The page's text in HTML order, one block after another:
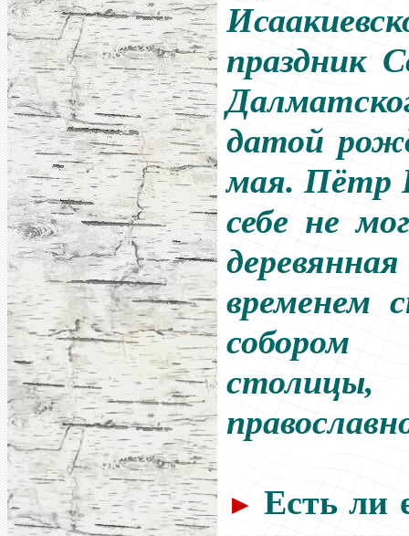
праздник
датой
мая. Пётр
себе не
временем
► Есть ли